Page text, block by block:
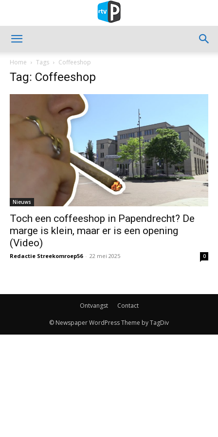
Home Tags Coffeeshop
Tag: Coffeeshop
Nieuws
Toch een coffeeshop in Papendrecht? De
marge is klein, maar er is een opening
(Video)
Redactie Streekomroep56 - 22 mei 2025 0
Ontvangst Contact
© Newspaper WordPress Theme by TagDiv